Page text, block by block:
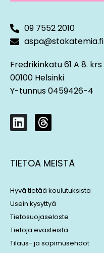
09 7552 2010
aspa@stakatemia.fi
Fredrikinkatu 61 A 8. krs
00100 Helsinki
Y-tunnus 0459426-4
L
i
k
e
i
n
T
h
e
a
s
TIETOA MEISTÄ
Hyvä tietää koulutuksista
Usein kysyttyä
Tietosuojaseloste
Tietoja evästeistä
Tilaus- ja sopimusehdot